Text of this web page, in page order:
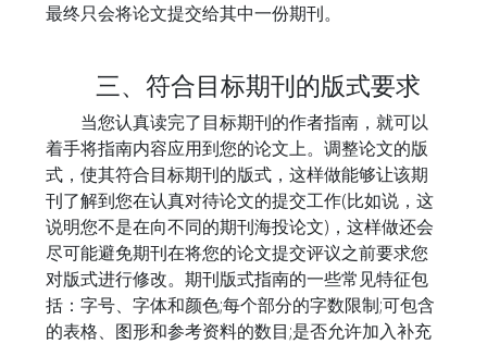
最终只会将论文提交给其中一份期刊。
三、符合目标期刊的版式要求
当您认真读完了目标期刊的作者指南，就可以
着手将指南内容应用到您的论文上。调整论文的版
式，使其符合目标期刊的版式，这样做能够让该期
刊了解到您在认真对待论文的提交工作(比如说，这
说明您不是在向不同的期刊海投论文)，这样做还会
尽可能避免期刊在将您的论文提交评议之前要求您
对版式进行修改。期刊版式指南的一些常见特征包
括：字号、字体和颜色;每个部分的字数限制;可包含
的表格、图形和参考资料的数目;是否允许加入补充